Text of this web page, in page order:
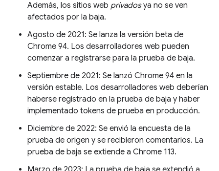
Además, los sitios web privadosya no se ven
afectados por la baja.
Agosto de 2021: Se lanza la versión beta de
Chrome 94. Los desarrolladores web pueden
comenzar a registrarse para la prueba de baja.
Septiembre de 2021: Se lanzó Chrome 94 en la
versión estable. Los desarrolladores web deberían
haberse registrado en la prueba de baja y haber
implementado tokens de prueba en producción.
Diciembre de 2022: Se envió la encuesta de la
prueba de origen y se recibieron comentarios. La
prueba de baja se extiende a Chrome 113.